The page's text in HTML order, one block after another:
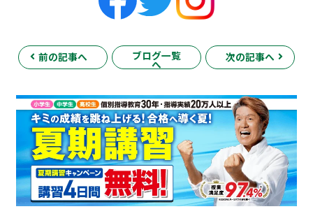
前の記事へ ブログ一覧
へ
次の記事へ